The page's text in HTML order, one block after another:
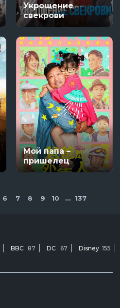
Укрощение
свекрови
Мой папа –
пришелец
6 7 8 9 10 ... 137
BBC 87 DC 67 Disney 155